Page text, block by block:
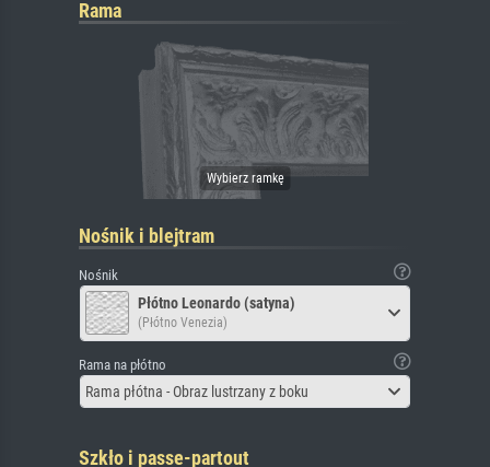
Rama
Nośnik i blejtram
Nośnik
Płótno Leonardo (satyna)
(Płótno Venezia)
Rama na płótno
Rama płótna - Obraz lustrzany z boku
Szkło i passe-partout